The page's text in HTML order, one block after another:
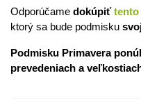
Odporúčame dokúpiťtento
ktorý sa bude podmisku
Podmisku Primavera
prevedeniach a